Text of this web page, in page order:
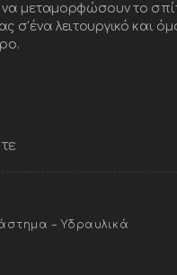
μεταμορφώσουν το
σ’ένα λειτουργικό και
– Υδραυλικά